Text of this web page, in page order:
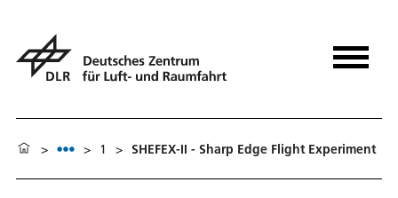
> > 1 > SHEFEX-II - Sharp Edge Flight Experiment